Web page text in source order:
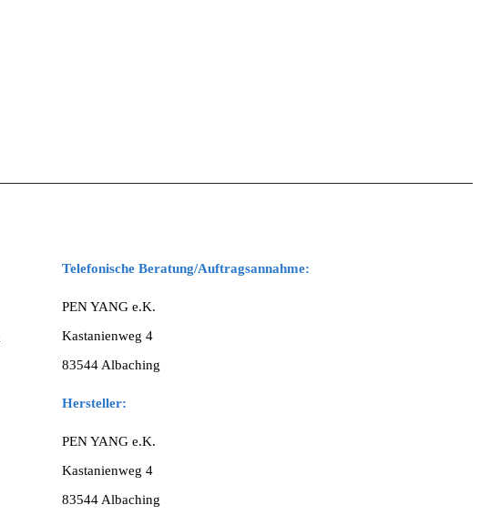
Telefonische Beratung/Auftragsannahme:
PEN YANG e.K.
Kastanienweg 4
83544 Albaching
Hersteller:
PEN YANG e.K.
Kastanienweg 4
83544 Albaching